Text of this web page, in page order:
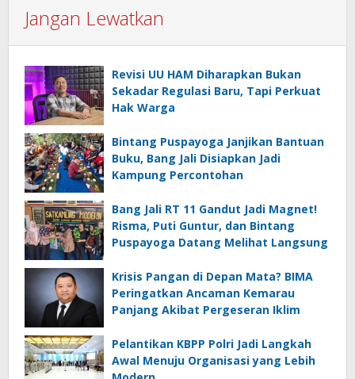
Jangan Lewatkan
Revisi UU HAM Diharapkan Bukan
Sekadar Regulasi Baru, Tapi Perkuat
Hak Warga
Bintang Puspayoga Janjikan Bantuan
Buku, Bang Jali Disiapkan Jadi
Kampung Percontohan
Bang Jali RT 11 Gandut Jadi Magnet!
Risma, Puti Guntur, dan Bintang
Puspayoga Datang Melihat Langsung
Krisis Pangan di Depan Mata? BIMA
Peringatkan Ancaman Kemarau
Panjang Akibat Pergeseran Iklim
Pelantikan KBPP Polri Jadi Langkah
Awal Menuju Organisasi yang Lebih